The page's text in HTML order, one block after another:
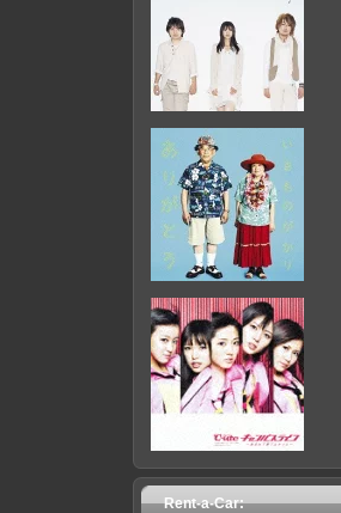
Rent-a-Car: